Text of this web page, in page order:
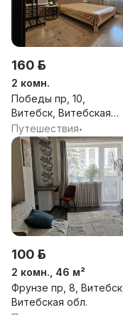
160 р.
2 комн.
Победы пр, 10,
Витебск, Витебская
обл.
Путешествия•
100 р.
2 комн., 46 м²
Фрунзе пр, 8, Витебск,
Витебская обл.